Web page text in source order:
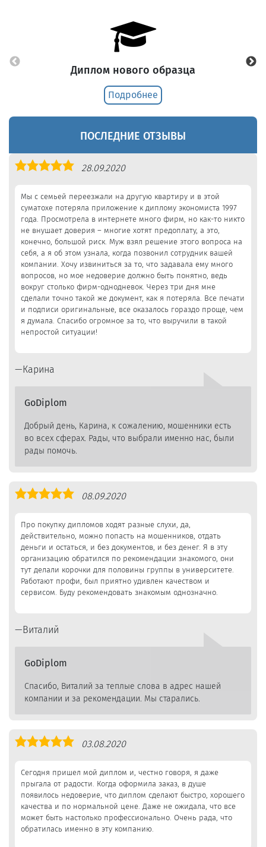
Диплом нового образца
Подробнее
ПОСЛЕДНИЕ ОТЗЫВЫ
Оценка
28.09.2020
Мы с семьей переезжали на другую квартиру и в этой
суматохе потеряла приложение к диплому экономиста 1997
года. Просмотрела в интернете много фирм, но как-то никто
не внушает доверия – многие хотят предоплату, а это,
конечно, большой риск. Муж взял решение этого вопроса на
себя, а я об этом узнала, когда позвонил сотрудник вашей
компании. Хочу извиниться за то, что задавала ему много
вопросов, но мое недоверие должно быть понятно, ведь
вокруг столько фирм-однодневок. Через три дня мне
сделали точно такой же документ, как я потеряла. Все печати
и подписи оригинальные, все оказалось гораздо проще, чем
я думала. Спасибо огромное за то, что выручили в такой
непростой ситуации!
Карина
GoDiplom
Добрый день, Карина, к сожалению, мошенники есть
во всех сферах. Рады, что выбрали именно нас, были
рады помочь.
Оценка
08.09.2020
Про покупку дипломов ходят разные слухи, да,
действительно, можно попасть на мошенников, отдать
деньги и остаться, и без документов, и без денег. Я в эту
организацию обратился по рекомендации знакомого, они
тут делали корочки для половины группы в университете.
Работают профи, был приятно удивлен качеством и
сервисом. Буду рекомендовать знакомым однозначно.
Виталий
GoDiplom
Спасибо, Виталий за теплые слова в адрес нашей
компании и за рекомендации. Мы старались.
Оценка
03.08.2020
Сегодня пришел мой диплом и, честно говоря, я даже
прыгала от радости. Когда оформила заказ, в душе
появилось недоверие, что диплом сделают быстро, хорошего
качества и по нормальной цене. Даже не ожидала, что все
может быть настолько профессионально. Очень рада, что
обратилась именно в эту компанию.